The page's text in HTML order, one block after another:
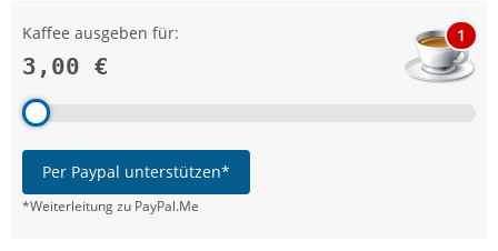
Kaffee ausgeben für:
3,00 €
1
Per Paypal unterstützen*
*Weiterleitung zu PayPal.Me